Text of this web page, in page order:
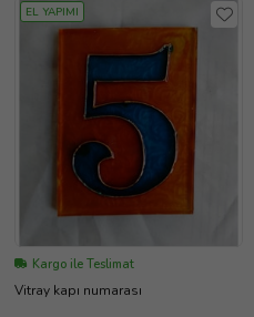
EL YAPIMI
Kargo ile Teslimat
Vitray kapı numarası